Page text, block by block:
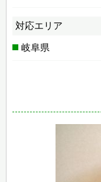
対応エリア
岐阜県